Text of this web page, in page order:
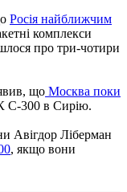
Росія найближчим
комплекси
про три-чотири
що Москва поки
С-300 в Сирію.
Авігдор Ліберман
, якщо вони